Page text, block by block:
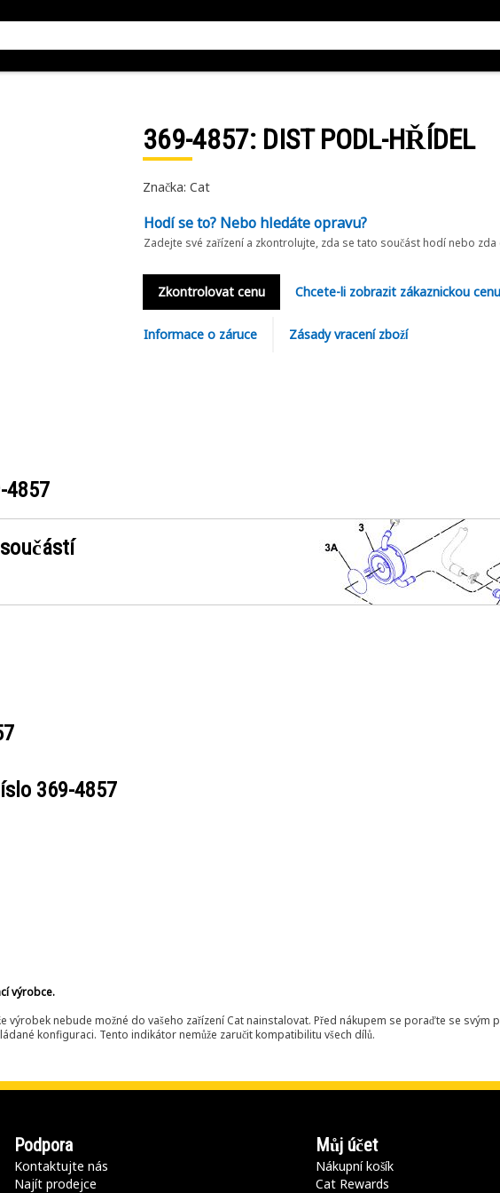
369-4857: DIST PODL-HŘÍDEL
Značka: Cat
Hodí se to? Nebo hledáte opravu?
Zadejte své zařízení a zkontrolujte, zda se tato součást hodí nebo
Zkontrolovat cenu Chcete-li zobrazit zákaznickou
Informace o záruce Zásady vracení zboží
4857
369-4857
výrobce.
výrobek nebude možné do vašeho zařízení Cat nainstalovat. Před nákupem se poraďte se svým
konfiguraci. Tento indikátor nemůže zaručit kompatibilitu všech dílů.
Podpora
Kontaktujte nás
Najít prodejce
Můj účet
Nákupní košík
Cat Rewards